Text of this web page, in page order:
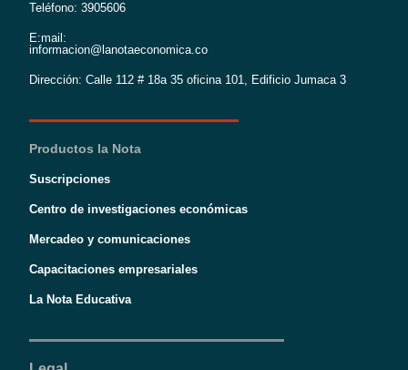
Teléfono: 3905606
E:mail:
informacion@lanotaeconomica.co
Dirección: Calle 112 # 18a 35 oficina 101, Edificio Jumaca 3
Productos la Nota
Suscripciones
Centro de investigaciones económicas
Mercadeo y comunicaciones
Capacitaciones empresariales
La Nota Educativa